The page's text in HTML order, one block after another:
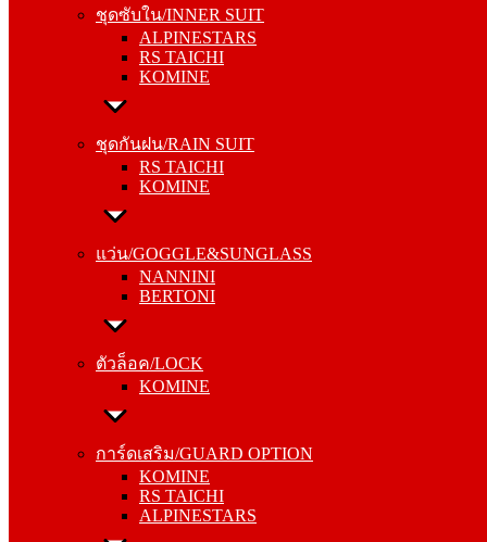
ชุดซับใน/INNER SUIT
ALPINESTARS
RS TAICHI
KOMINE
ชุดกันฝน/RAIN SUIT
RS TAICHI
KOMINE
แว่น/GOGGLE&SUNGLASS
NANNINI
BERTONI
ตัวล็อค/LOCK
KOMINE
การ์ดเสริม/GUARD OPTION
KOMINE
RS TAICHI
ALPINESTARS
RS TAICHI
KOMINE
ชุดกันฝน/RAIN SUIT
KOMINE
แว่น/GOGGLE&SUNGLASS
BERTONI
ตัวล็อค/LOCK
การ์ดเสริม/GUARD OPTION
RS TAICHI
ALPINESTARS